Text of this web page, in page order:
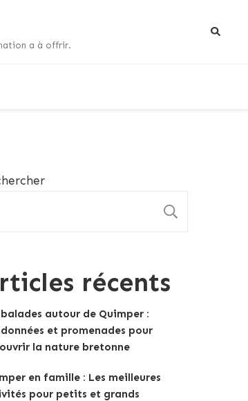
a à offrir.
récents
balades autour de Quimper :
et promenades pour
la nature bretonne
en famille : Les meilleures
pour petits et grands